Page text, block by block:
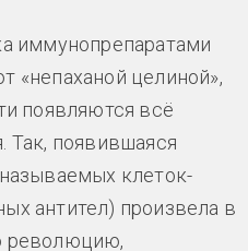
иммунопрепаратами
«непаханой целиной»,
появляются всё
Так, появившаяся
клеток-
антител) произвела в
революцию,